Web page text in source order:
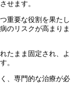
せます。
重要な役割を果たし
のリスクが高まりま
たまま固定され、よ
。
、専門的な治療が必